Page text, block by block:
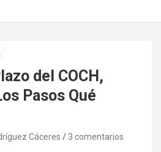
del COCH,
Pasos Qué
Cáceres 3 comentarios